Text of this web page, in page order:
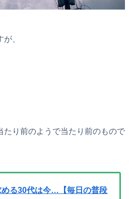
、
たり前のようで当たり前のもので
める30代は今…【毎日の普段